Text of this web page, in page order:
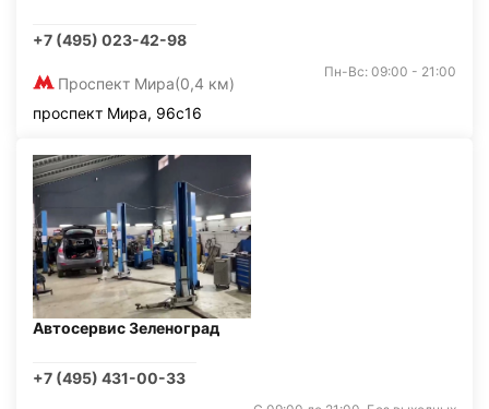
+7 (495) 023-42-98
Проспект Мира(0,4 км)
Пн-Вс: 09:00 - 21:00
проспект Мира, 96с16
Автосервис Зеленоград
+7 (495) 431-00-33